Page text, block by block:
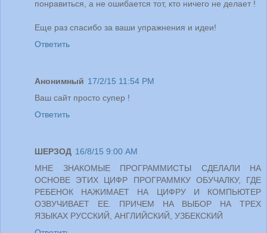
понравиться, а не ошибается тот, кто ничего не делает !
Еще раз спасибо за ваши упражнения и идеи!
Ответить
Анонимный 17/2/15 11:54 PM
Ваш сайт просто супер !
Ответить
ШЕРЗОД 16/8/15 9:00 AM
МНЕ ЗНАКОМЫЕ ПРОГРАММИСТЫ СДЕЛАЛИ НА
ОСНОВЕ ЭТИХ ЦИФР ПРОГРАММКУ ОБУЧАЛКУ, ГДЕ
РЕБЕНОК НАЖИМАЕТ НА ЦИФРУ И КОМПЬЮТЕР
ОЗВУЧИВАЕТ ЕЕ. ПРИЧЕМ НА ВЫБОР НА ТРЕХ
ЯЗЫКАХ РУССКИЙ, АНГЛИЙСКИЙ, УЗБЕКСКИЙ